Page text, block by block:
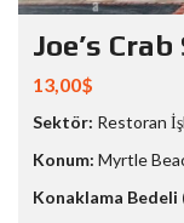
Joe’s
13,00$
Sektör: Restoran
Konum: Myrtle
Konaklama Bedeli